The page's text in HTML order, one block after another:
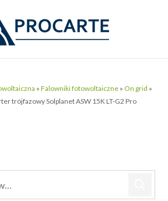
»Falowniki fotowoltaiczne » On grid »
trójfazowy Solplanet ASW 15K LT-G2 Pro